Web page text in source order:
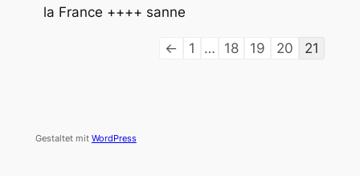
la France ++++ sanne
Navigation
← 1 … 18 19 20 21
Gestaltet mit WordPress